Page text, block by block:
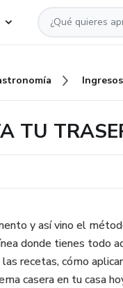
Ingresos
TU
y así vino el
donde tienes todo
recetas, cómo
casera en tu casa